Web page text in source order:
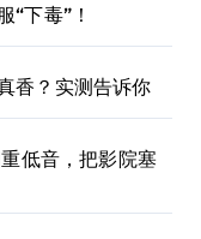
“下毒”！
香？实测告诉你
低音，把影院塞